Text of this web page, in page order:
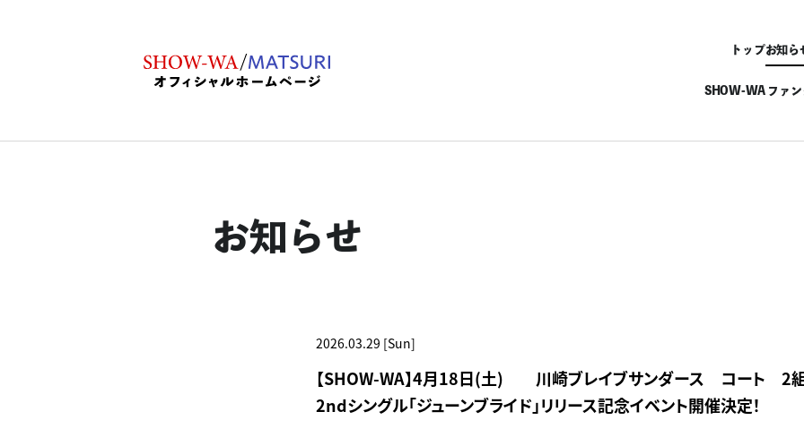
トップお知ら
SHOW-WA ファン
お知らせ
2026.03.29 [Sun]
【SHOW-WA】4月18日(土) 川崎ブレイブサンダース コート 2
2ndシングル「ジューンブライド」リリース記念イベント開催決定！